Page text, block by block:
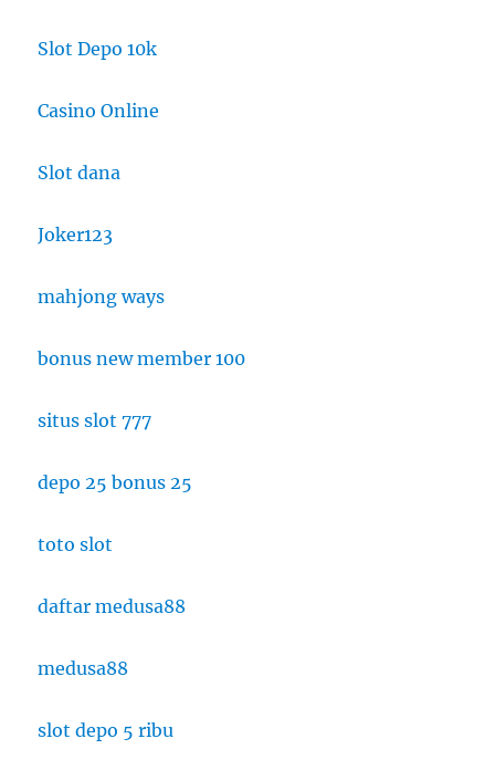
Slot Depo 10k
Casino Online
Slot dana
Joker123
mahjong ways
bonus new member 100
situs slot 777
depo 25 bonus 25
toto slot
daftar medusa88
medusa88
slot depo 5 ribu